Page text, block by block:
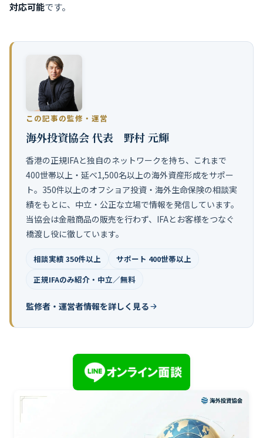
対応可能です。
この記事の監修・運営
海外投資協会 代表 野村 元輝
香港の正規IFAと独自のネットワークを持ち、これまで
400世帯以上・延べ1,500名以上の海外資産形成をサポー
ト。350件以上のオフショア投資・海外生命保険の相談実
績をもとに、中立・公正な立場で情報を発信しています。
当協会は金融商品の販売を行わず、IFAとお客様をつなぐ
橋渡し役に徹しています。
相談実績 350件以上
サポート 400世帯以上
正規IFAのみ紹介・中立／無料
監修者・運営者情報を詳しく見る